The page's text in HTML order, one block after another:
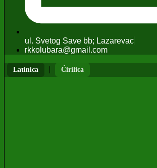
ul. Svetog Save bb; Lazarevac
rkkolubara@gmail.com
Latinica | Ćirilica